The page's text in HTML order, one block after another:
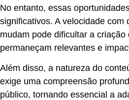
No entanto, essas
significativos. A velocidade com
mudam pode dificultar a
permaneçam relevantes e
Além disso, a natureza do
exige uma compreensão
público, tornando essencial a